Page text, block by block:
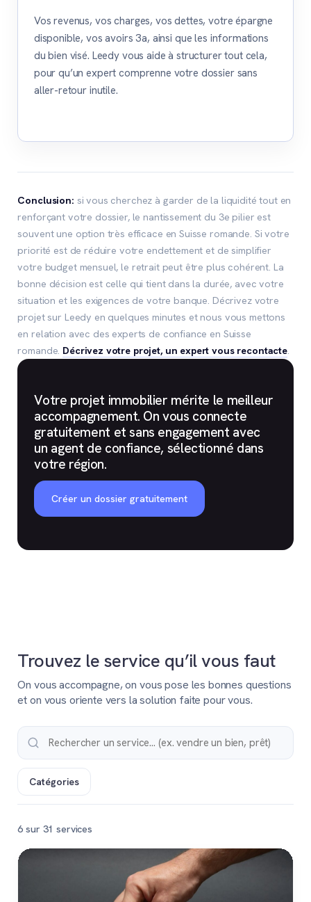
Vos revenus, vos charges, vos dettes, votre épargne
disponible, vos avoirs 3a, ainsi que les informations
du bien visé. Leedy vous aide à structurer tout cela,
pour qu’un expert comprenne votre dossier sans
aller-retour inutile.
Conclusion: si vous cherchez à garder de la liquidité tout en
renforçant votre dossier, le nantissement du 3e pilier est
souvent une option très efficace en Suisse romande. Si votre
priorité est de réduire votre endettement et de simplifier
votre budget mensuel, le retrait peut être plus cohérent. La
bonne décision est celle qui tient dans la durée, avec votre
situation et les exigences de votre banque. Décrivez votre
projet sur Leedy en quelques minutes et nous vous mettons
en relation avec des experts de confiance en Suisse
romande. Décrivez votre projet, un expert vous recontacte.
Votre projet immobilier mérite le meilleur
accompagnement. On vous connecte
gratuitement et sans engagement avec
un agent de confiance, sélectionné dans
votre région.
Créer un dossier gratuitement
Trouvez le service qu’il vous faut
On vous accompagne, on vous pose les bonnes questions
et on vous oriente vers la solution faite pour vous.
Catégories
6 sur 31 services